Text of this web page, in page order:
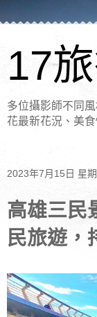
17
多位攝影師不同
花最新花況、美
2023年7月15日 星
高雄三民
民旅遊，